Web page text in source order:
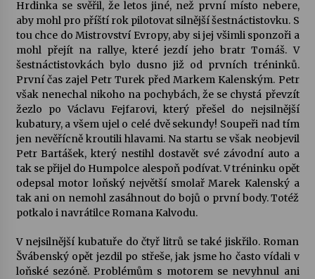
Vysočinka
17. 7. 2026
Ozvěny prázdnin
14. 7. 2026
Za kulturou kousek za Humpolec. V Želivě ožije
odkaz Josefa Čapka
13. 7. 2026
Varhanní recitál Michala Novenka v Klášteře
Želiv
3. 7. 2026
Hrdinka se svěřil, že letos jiné, než první místo nebere,
aby mohl pro příští rok pilotovat silnější šestnáctistovku. S
tou chce do Mistrovství Evropy, aby si jej všimli sponzoři a
mohl přejít na rallye, které jezdí jeho bratr Tomáš. V
šestnáctistovkách bylo dusno již od prvních tréninků.
První čas zajel Petr Turek před Markem Kalenským. Petr
však nenechal nikoho na pochybách, že se chystá převzít
žezlo po Václavu Fejfarovi, který přešel do nejsilnější
kubatury, a všem ujel o celé dvě sekundy! Soupeři nad tím
jen nevěřícně kroutili hlavami. Na startu se však neobjevil
Petr Bartášek, který nestihl dostavět své závodní auto a
tak se přijel do Humpolce alespoň podívat. V tréninku opět
odepsal motor loňský největší smolař Marek Kalenský a
tak ani on nemohl zasáhnout do bojů o první body. Totéž
potkalo i navrátilce Romana Kalvodu.
V nejsilnější kubatuře do čtyř litrů se také jiskřilo. Roman
Švábenský opět jezdil po střeše, jak jsme ho často vídali v
loňské sezóně. Problémům s motorem se nevyhnul ani